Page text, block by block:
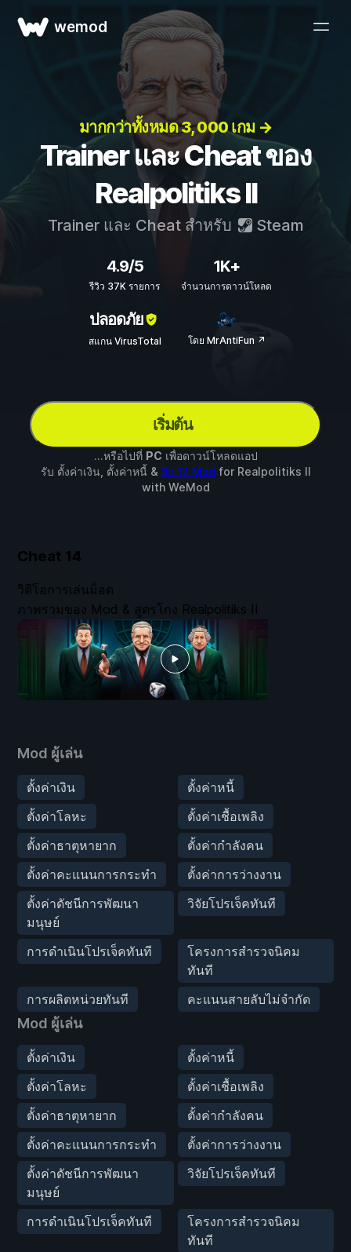
wemod
มากกว่าทั้งหมด 3, 000 เกม →
Trainer และ Cheat ของ
Realpolitiks II
Trainer และ Cheat สำหรับ Steam
4.9/5
รีวิว 37K รายการ
1K+
จำนวนการดาวน์โหลด
ปลอดภัย
สแกน VirusTotal โดย MrAntiFun ↗
เริ่มต้น
...หรือไปที่ PC เพื่อดาวน์โหลดแอป
รับ ตั้งค่าเงิน, ตั้งค่าหนี้ & อีก 12 Mod for Realpolitiks II
with WeMod
Cheat 14
Mod ผู้เล่น
ตั้งค่าเงิน
ตั้งค่าหนี้
ตั้งค่าโลหะ
ตั้งค่าเชื้อเพลิง
ตั้งค่าธาตุหายาก
ตั้งค่ากำลังคน
ตั้งค่าคะแนนการกระทำ
ตั้งค่าการว่างงาน
ตั้งค่าดัชนีการพัฒนา
มนุษย์
วิจัยโปรเจ็คทันที
การดำเนินโปรเจ็คทันที
โครงการสำรวจนิคม
ทันที
การผลิตหน่วยทันที
คะแนนสายลับไม่จำกัด
Mod ผู้เล่น
ตั้งค่าเงิน
ตั้งค่าหนี้
ตั้งค่าโลหะ
ตั้งค่าเชื้อเพลิง
ตั้งค่าธาตุหายาก
ตั้งค่ากำลังคน
ตั้งค่าคะแนนการกระทำ
ตั้งค่าการว่างงาน
ตั้งค่าดัชนีการพัฒนา
มนุษย์
วิจัยโปรเจ็คทันที
การดำเนินโปรเจ็คทันที
โครงการสำรวจนิคม
ทันที
วิดีโอการเล่นม็อด
ภาพรวมของ Mod & สูตรโกง Realpolitiks II